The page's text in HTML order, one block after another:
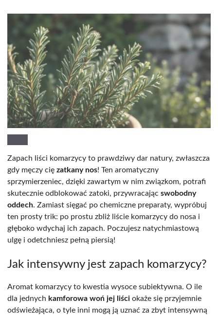
Zapach liści komarzycy to prawdziwy dar natury, zwłaszcza
gdy męczy cię zatkany nos! Ten aromatyczny
sprzymierzeniec, dzięki zawartym w nim związkom, potrafi
skutecznie odblokować zatoki, przywracając swobodny
oddech. Zamiast sięgać po chemiczne preparaty, wypróbuj
ten prosty trik: po prostu zbliż liście komarzycy do nosa i
głęboko wdychaj ich zapach. Poczujesz natychmiastową
ulgę i odetchniesz pełną piersią!
Jak intensywny jest zapach komarzycy?
Aromat komarzycy to kwestia wysoce subiektywna. O ile
dla jednych kamforowa woń jej liści okaże się przyjemnie
odświeżająca, o tyle inni mogą ją uznać za zbyt intensywną